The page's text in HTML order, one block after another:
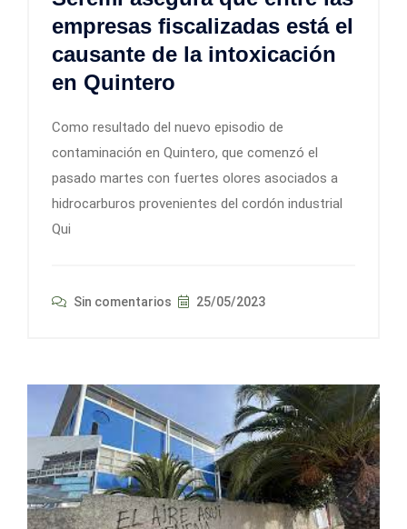
empresas fiscalizadas está el
causante de la intoxicación
en Quintero
Como resultado del nuevo episodio de
contaminación en Quintero, que comenzó el
pasado martes con fuertes olores asociados a
hidrocarburos provenientes del cordón industrial
Qui
Sin comentarios 25/05/2023